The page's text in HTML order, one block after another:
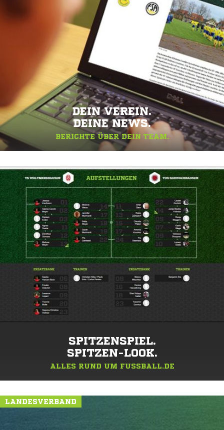
DEIN VEREIN.
DEINE NEWS.
BERICHTE ÜBER DEIN TEAM.
SPITZENSPIEL.
SPITZEN-LOOK.
ALLES RUND UM FUSSBALL.DE
LANDESVERBAND